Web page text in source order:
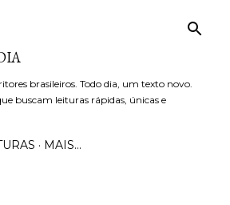
brasileiros. Todo dia, um texto novo.
buscam leituras rápidas, únicas e
MAIS…